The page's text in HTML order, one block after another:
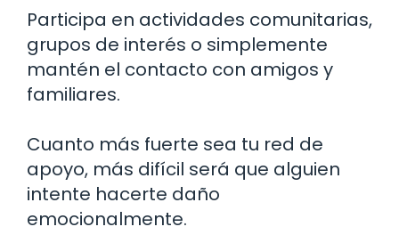
Participa en actividades comunitarias,
grupos de interés o simplemente
mantén el contacto con amigos y
familiares.
Cuanto más fuerte sea tu red de
apoyo, más difícil será que alguien
intente hacerte daño
emocionalmente.